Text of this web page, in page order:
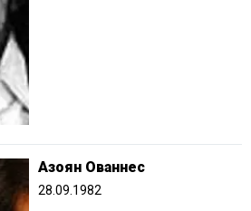
Азоян Ованнес
28.09.1982